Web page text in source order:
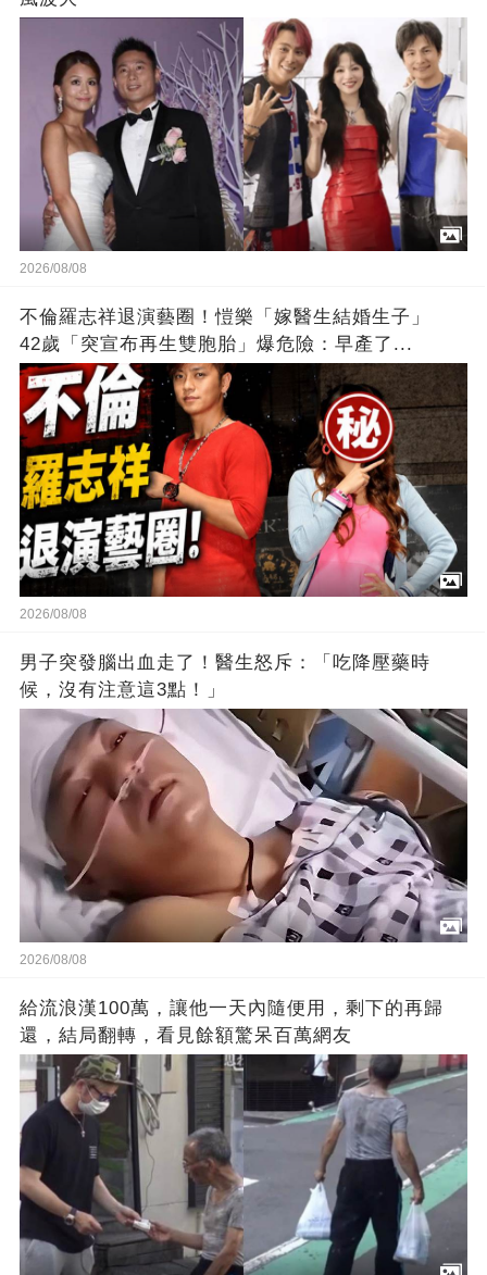
2026/08/08
不倫羅志祥退演藝圈！愷樂「嫁醫生結婚生子」
42歲「突宣布再生雙胞胎」爆危險：早產了...
2026/08/08
男子突發腦出血走了！醫生怒斥：「吃降壓藥時
候，沒有注意這3點！」
2026/08/08
給流浪漢100萬，讓他一天內隨便用，剩下的再歸
還，結局翻轉，看見餘額驚呆百萬網友